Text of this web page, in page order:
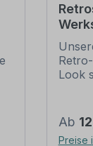
für
Look
Artikel
Ab
Preise